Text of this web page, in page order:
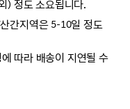
) 정도 소요됩니다.
간지역은 5-10일 정도
따라 배송이 지연될 수